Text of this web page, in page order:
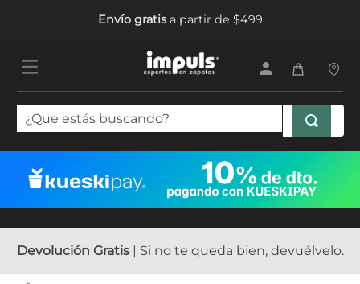
Envío gratisa partir de $499
¿Que estás buscando?
Devolución Gratis| Si no te queda bien, devuélvelo.
1.
tenis mujer
tenis hombre